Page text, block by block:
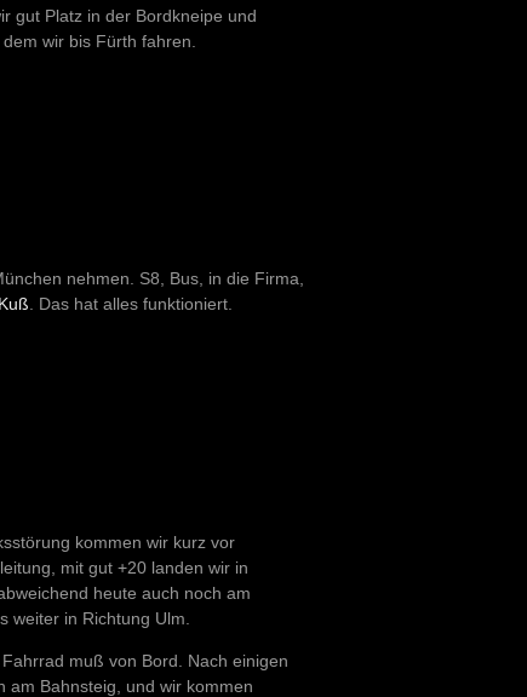
gut Platz in der Bordkneipe und
wir bis Fürth fahren.
nehmen. S8, Bus, in die Firma,
Kuß. Das hat alles funktioniert.
kommen wir kurz vor
mit gut +20 landen wir in
heute auch noch am
weiter in Richtung Ulm.
muß von Bord. Nach einigen
am Bahnsteig, und wir kommen